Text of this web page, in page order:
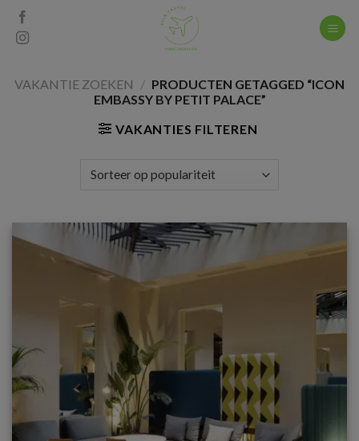
Skip
content
VAKANTIE ZOEKEN / PRODUCTEN GETAGGED “ICON
EMBASSY BY PETIT PALACE”
VAKANTIES FILTEREN